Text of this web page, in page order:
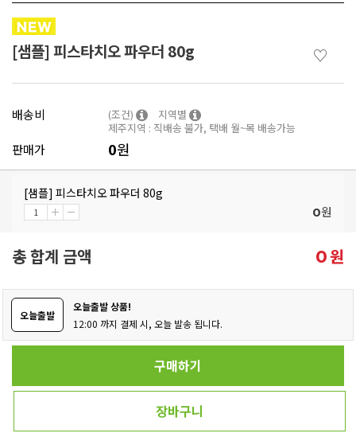
[샘플] 피스타치오 파우더 80g ♡
배송비 (조건)
지역별
제주지역 : 직배송 불가, 택배 월~목 배송가능
판매가 0원
[샘플] 피스타치오 파우더 80g
0원
총 합계 금액 0원
오늘출발
오늘출발 상품!
12:00 까지 결제 시, 오늘 발송 됩니다.
구매하기
장바구니